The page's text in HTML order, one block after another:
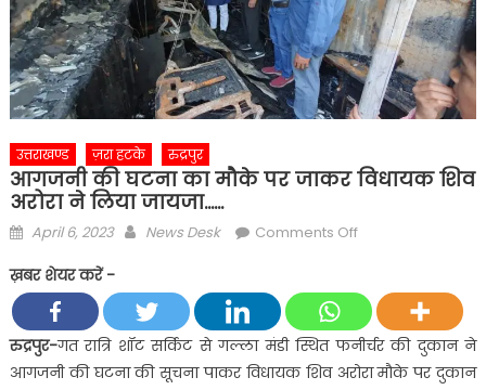
उत्तराखण्ड ज़रा हटके रुद्रपुर
आगजनी की घटना का मौके पर जाकर विधायक शिव
अरोरा ने लिया जायजा……
Posted
April 6, 2023 Author
News Desk Comments Offon
घटना
का
मौके
पर
ख़बर शेयर करें -
रुद्रपुर-गत रात्रि शॉट सर्किट से गल्ला मंडी स्थित फनीर्चर की दुकान ने
आगजनी की घटना की सूचना पाकर विधायक शिव अरोरा मौके पर दुकान